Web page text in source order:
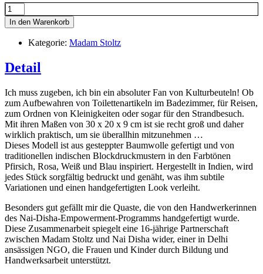
Menge
In den Warenkorb
Kategorie: Madam Stoltz
Detail
Ich muss zugeben, ich bin ein absoluter Fan von Kulturbeuteln! Ob
zum Aufbewahren von Toilettenartikeln im Badezimmer, für Reisen,
zum Ordnen von Kleinigkeiten oder sogar für den Strandbesuch.
Mit ihren Maßen von 30 x 20 x 9 cm ist sie recht groß und daher
wirklich praktisch, um sie überallhin mitzunehmen …
Dieses Modell ist aus gesteppter Baumwolle gefertigt und von
traditionellen indischen Blockdruckmustern in den Farbtönen
Pfirsich, Rosa, Weiß und Blau inspiriert. Hergestellt in Indien, wird
jedes Stück sorgfältig bedruckt und genäht, was ihm subtile
Variationen und einen handgefertigten Look verleiht.
Besonders gut gefällt mir die Quaste, die von den Handwerkerinnen
des Nai-Disha-Empowerment-Programms handgefertigt wurde.
Diese Zusammenarbeit spiegelt eine 16-jährige Partnerschaft
zwischen Madam Stoltz und Nai Disha wider, einer in Delhi
ansässigen NGO, die Frauen und Kinder durch Bildung und
Handwerksarbeit unterstützt.